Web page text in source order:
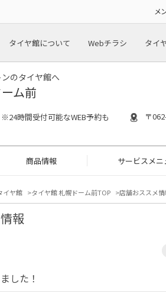
メ
タイヤ館について Webチラシ タイ
のタイヤ館へ
ム前
時間受付可能なWEB予約も
〒
商品情報 サービスメニ
イヤ館 タイヤ館 札幌ドーム前TOP 店舗おススメ情
報
した！